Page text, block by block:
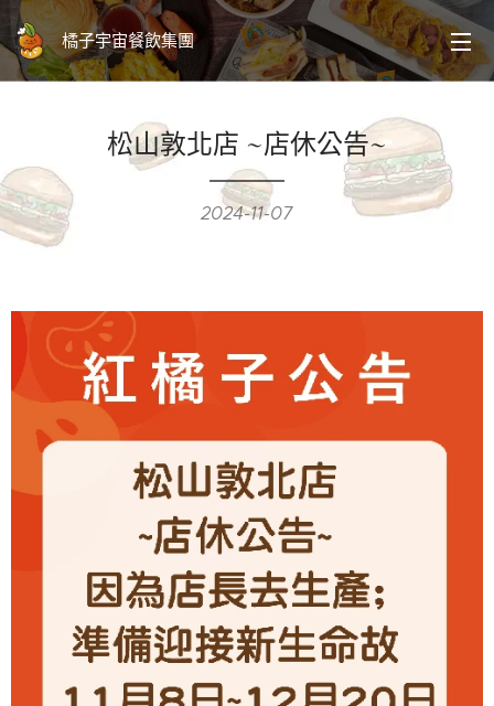
橘子宇宙餐飲集團
松山敦北店 ~店休公告~
2024-11-07